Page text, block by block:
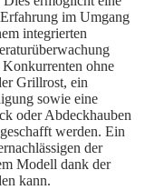
im Umgang
integrierten
ohne
Grillrost, ein
sowie eine
oder Abdeckhauben
werden. Ein
der
Modell dank der
kann.